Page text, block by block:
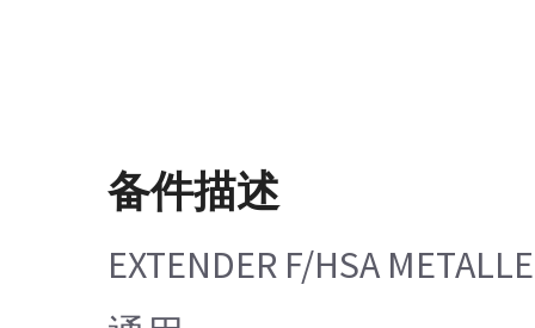
备件描述
EXTENDER F/HSA